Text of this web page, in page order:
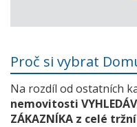
Proč si vybrat
Na rozdíl od ostatních
nemovitosti
ZÁKAZNÍKA z celé